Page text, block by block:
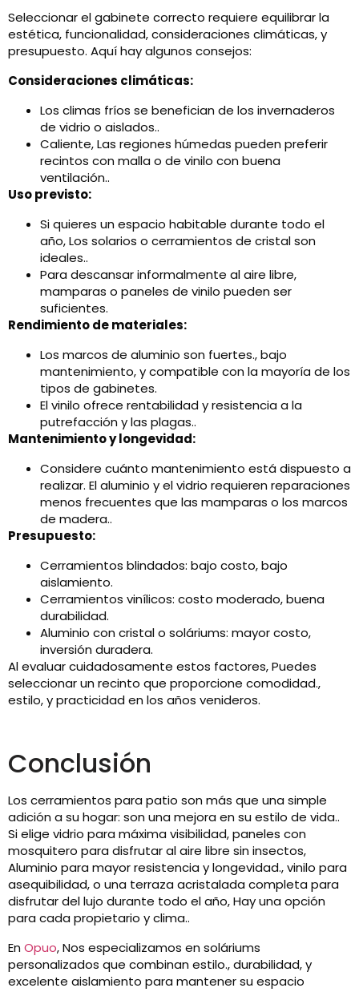
Seleccionar el gabinete correcto requiere equilibrar la
estética, funcionalidad, consideraciones climáticas, y
presupuesto. Aquí hay algunos consejos:
Consideraciones climáticas:
Los climas fríos se benefician de los invernaderos
de vidrio o aislados..
Caliente, Las regiones húmedas pueden preferir
recintos con malla o de vinilo con buena
ventilación..
Uso previsto:
Si quieres un espacio habitable durante todo el
año, Los solarios o cerramientos de cristal son
ideales..
Para descansar informalmente al aire libre,
mamparas o paneles de vinilo pueden ser
suficientes.
Rendimiento de materiales:
Los marcos de aluminio son fuertes., bajo
mantenimiento, y compatible con la mayoría de los
tipos de gabinetes.
El vinilo ofrece rentabilidad y resistencia a la
putrefacción y las plagas..
Mantenimiento y longevidad:
Considere cuánto mantenimiento está dispuesto a
realizar. El aluminio y el vidrio requieren reparaciones
menos frecuentes que las mamparas o los marcos
de madera..
Presupuesto:
Cerramientos blindados: bajo costo, bajo
aislamiento.
Cerramientos vinílicos: costo moderado, buena
durabilidad.
Aluminio con cristal o soláriums: mayor costo,
inversión duradera.
Al evaluar cuidadosamente estos factores, Puedes
seleccionar un recinto que proporcione comodidad.,
estilo, y practicidad en los años venideros.
Conclusión
Los cerramientos para patio son más que una simple
adición a su hogar: son una mejora en su estilo de vida..
Si elige vidrio para máxima visibilidad, paneles con
mosquitero para disfrutar al aire libre sin insectos,
Aluminio para mayor resistencia y longevidad., vinilo para
asequibilidad, o una terraza acristalada completa para
disfrutar del lujo durante todo el año, Hay una opción
para cada propietario y clima..
En Opuo, Nos especializamos en soláriums
personalizados que combinan estilo., durabilidad, y
excelente aislamiento para mantener su espacio